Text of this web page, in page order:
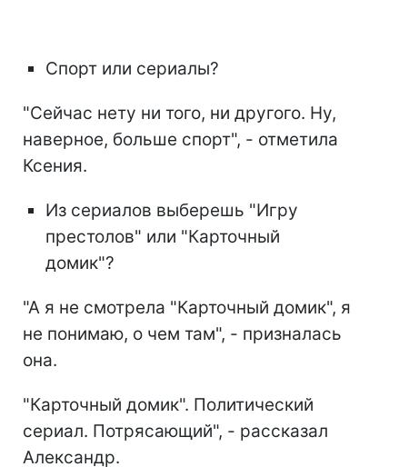
Спорт или сериалы?
"Сейчас нету ни того, ни другого. Ну,
наверное, больше спорт", - отметила
Ксения.
Из сериалов выберешь "Игру
престолов" или "Карточный
домик"?
"А я не смотрела "Карточный домик", я
не понимаю, о чем там", - призналась
она.
"Карточный домик". Политический
сериал. Потрясающий", - рассказал
Александр.